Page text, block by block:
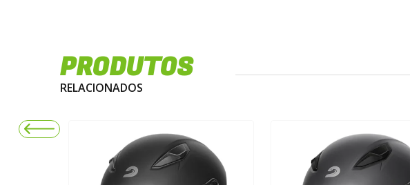
PRODUTOS
RELACIONADOS